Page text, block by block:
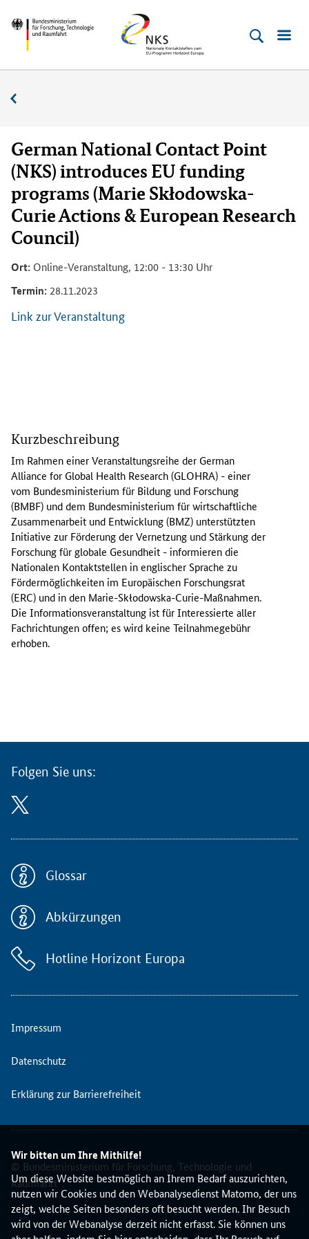
Wir bitten um Ihre Mithilfe!
Um diese Website bestmöglich an Ihrem Bedarf auszurichten,
nutzen wir Cookies und den Webanalysedienst Matomo, der uns
zeigt, welche Seiten besonders oft besucht werden. Ihr Besuch
wird von der Webanalyse derzeit nicht erfasst. Sie können uns
zum
Inhalt
(Eingabetaste)
zum
Hauptmenu
(Eingabetaste)
zur
Suche
(Eingabetaste)
zur
Fußleiste
(Enter)
Bundesministerium
Technologie
Raumfahrt
Horizont
Europa
German National Contact Point
(NKS) introduces EU funding
programs (Marie Skłodowska-
Curie Actions & European Research
Council)
Ort: Online-Veranstaltung, 12:00 - 13:30 Uhr
Termin: 28.11.2023
Link zur Veranstaltung
R
a
h
m
e
n
e
i
n
e
r
V
e
r
u
n
g
s
e
h
e
e
G
e
m
n
l
a
c
f
o
r
G
l
o
Kurzbeschreibung
Im Rahmen einer Veranstaltungsreihe der German
Alliance for Global Health Research(GLOHRA) - einer
vom Bundesministerium für Bildung und Forschung
(BMBF) und dem Bundesministerium für wirtschaftliche
Zusammenarbeit und Entwicklung (BMZ) unterstützten
Initiative zur Förderung der Vernetzung und Stärkung der
Forschung für globale Gesundheit - informieren die
Nationalen Kontaktstellen in englischer Sprache zu
Fördermöglichkeiten im Europäischen Forschungsrat
(ERC) und in den Marie-Skłodowska-Curie-Maßnahmen.
Die Informationsveranstaltung ist für Interessierte aller
Fachrichtungen offen; es wird keine Teilnahmegebühr
erhoben.
Folgen Sie uns:
Glossar
Abkürzungen
Hotline Horizont Europa
Impressum
Datenschutz
Erklärung zur Barrierefreiheit
© Bundesministerium für Forschung, Technologie und
Raumfahrt